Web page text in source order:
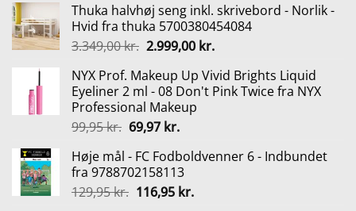
Thuka halvhøj seng inkl. skrivebord - Norlik -
Hvid fra thuka 5700380454084
3.349,00kr. Den
pris
var:
3.349,00 kr..
2.999,00 kr.Den
pris
er:
NYX Prof. Makeup Up Vivid Brights Liquid
Eyeliner 2 ml - 08 Don't Pink Twice fra NYX
Professional Makeup
99,95kr. Den
pris
var:
99,95 kr..
69,97 kr.Den
pris
er:
69,97 kr..
Høje mål - FC Fodboldvenner 6 - Indbundet
fra 9788702158113
129,95kr. Den
116,95 kr.Den